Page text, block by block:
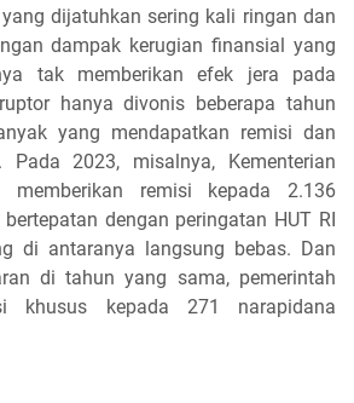
dijatuhkan sering kali ringan dan
dampak kerugian finansial yang
tak memberikan efek jera pada
hanya divonis beberapa tahun
yang mendapatkan remisi dan
Pada 2023, misalnya, Kementerian
remisi kepada 2.136
dengan peringatan HUT RI
di antaranya langsung bebas. Dan
di tahun yang sama, pemerintah
khusus kepada 271 narapidana